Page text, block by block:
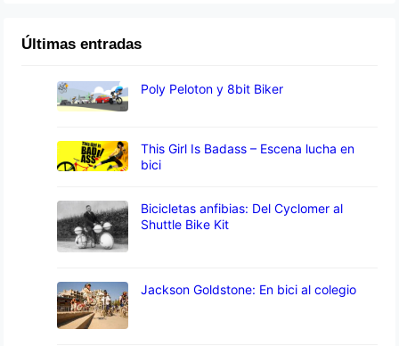
Últimas entradas
Poly Peloton y 8bit Biker
This Girl Is Badass – Escena lucha en
bici
Bicicletas anfibias: Del Cyclomer al
Shuttle Bike Kit
Jackson Goldstone: En bici al colegio